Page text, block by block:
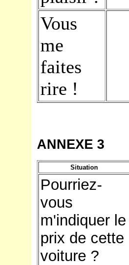
Vous
me
faites
rire !
ANNEXE 3
Situation
Pourriez-
vous
m'indiquer le
prix de cette
voiture ?